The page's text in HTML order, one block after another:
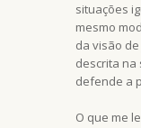
situações
mesmo
da visão
descrita na
defende a
O que me